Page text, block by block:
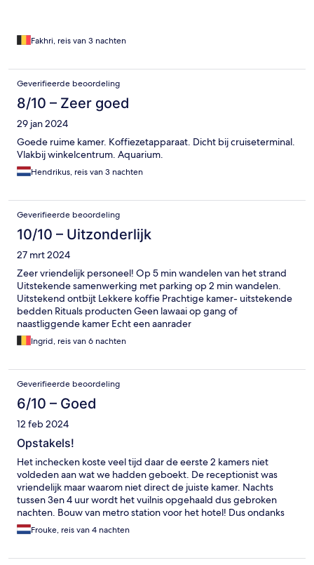
Fakhri, reis van 3 nachten
Geverifieerde beoordeling
8/10 – Zeer goed
29 jan 2024
Goede ruime kamer. Koffiezetapparaat. Dicht bij cruiseterminal.
Vlakbij winkelcentrum. Aquarium.
Hendrikus, reis van 3 nachten
Geverifieerde beoordeling
10/10 – Uitzonderlijk
27 mrt 2024
Zeer vriendelijk personeel! Op 5 min wandelen van het strand
Uitstekende samenwerking met parking op 2 min wandelen.
Uitstekend ontbijt Lekkere koffie Prachtige kamer- uitstekende
bedden Rituals producten Geen lawaai op gang of
naastliggende kamer Echt een aanrader
Ingrid, reis van 6 nachten
Geverifieerde beoordeling
6/10 – Goed
12 feb 2024
Opstakels!
Het inchecken koste veel tijd daar de eerste 2 kamers niet
voldeden aan wat we hadden geboekt. De receptionist was
vriendelijk maar waarom niet direct de juiste kamer. Nachts
tussen 3en 4 uur wordt het vuilnis opgehaald dus gebroken
nachten. Bouw van metro station voor het hotel! Dus ondanks
goed hotel niet de juiste periode.
Frouke, reis van 4 nachten